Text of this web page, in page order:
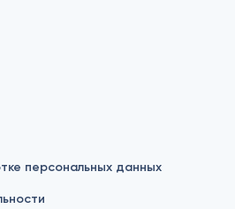
персональных данных